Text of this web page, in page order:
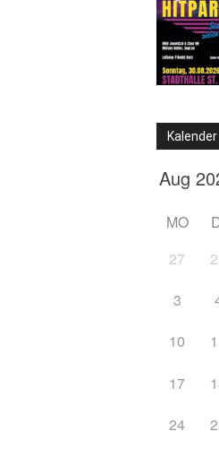
Kalender
MO
27
3
10
17
24